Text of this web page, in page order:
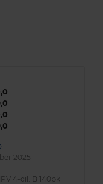
2025
4-cil. B 140pk